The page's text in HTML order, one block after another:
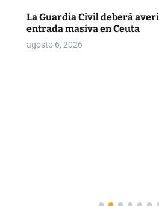
La Guardia Civil deberá
entrada masiva en Ceuta
agosto 6, 2026